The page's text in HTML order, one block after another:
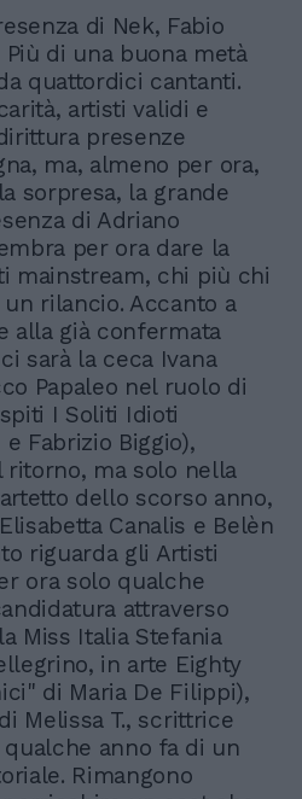
di Nek, Fabio
Più di una buona metà
quattordici cantanti.
artisti validi e
presenze
ma, almeno per ora,
sorpresa, la grande
di Adriano
per ora dare la
mainstream, chi più chi
rilancio. Accanto a
alla già confermata
sarà la ceca Ivana
Papaleo nel ruolo di
I Soliti Idioti
Fabrizio Biggio),
ritorno, ma solo nella
dello scorso anno,
Canalis e Belèn
riguarda gli Artisti
ora solo qualche
attraverso
Miss Italia Stefania
in arte Eighty
di Maria De Filippi),
Melissa T., scrittrice
anno fa di un
Rimangono